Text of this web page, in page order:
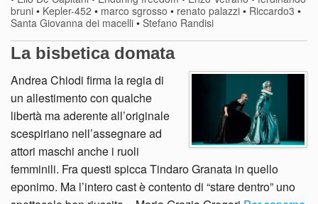
bruni • Kepler-452 • marco sgrosso • renato palazzi • Riccardo3 •
Santa Giovanna dei macelli • Stefano Randisi
La bisbetica domata
Andrea Chiodi firma la regia di
un allestimento con qualche
libertà ma aderente all’originale
scespiriano nell’assegnare ad
attori maschi anche i ruoli
femminili. Fra questi spicca Tindaro Granata in quello
eponimo. Ma l’intero cast è contento di “stare dentro” uno